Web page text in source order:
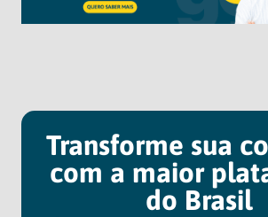
Transforme sua
com a maior
do Brasil